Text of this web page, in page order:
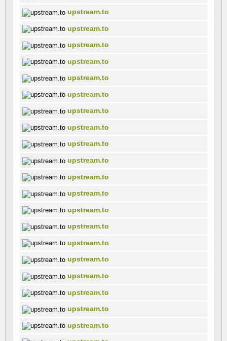
upstream.to
upstream.to
upstream.to
upstream.to
upstream.to
upstream.to
upstream.to
upstream.to
upstream.to
upstream.to
upstream.to
upstream.to
upstream.to
upstream.to
upstream.to
upstream.to
upstream.to
upstream.to
upstream.to
upstream.to